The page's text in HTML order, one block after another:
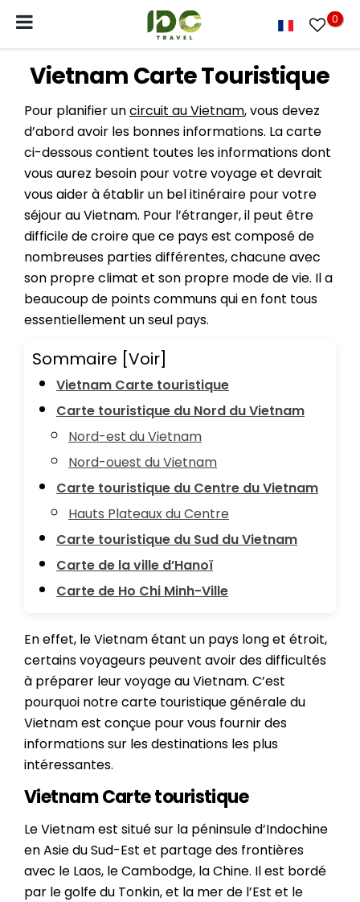
0
Vietnam Carte Touristique
Pour planifier uncircuit au Vietnam, vous devez
d’abord avoir les bonnes informations. La carte
ci-dessous contient toutes les informations dont
vous aurez besoin pour votre voyage et devrait
vous aider à établir un bel itinéraire pour votre
séjour au Vietnam. Pour l’étranger, il peut être
difficile de croire que ce pays est composé de
nombreuses parties différentes, chacune avec
son propre climat et son propre mode de vie. Il a
beaucoup de points communs qui en font tous
essentiellement un seul pays.
Sommaire [Voir]
Vietnam Carte touristique
Carte touristique du Nord du Vietnam
Nord-est du Vietnam
Nord-ouest du Vietnam
Carte touristique du Centre du Vietnam
Hauts Plateaux du Centre
Carte touristique du Sud du Vietnam
Carte de la ville d’Hanoï
Carte de Ho Chi Minh-Ville
En effet, le Vietnam étant un pays long et étroit,
certains voyageurs peuvent avoir des difficultés
à préparer leur voyage au Vietnam. C’est
pourquoi notre carte touristique générale du
Vietnam est conçue pour vous fournir des
informations sur les destinations les plus
intéressantes.
Vietnam Carte touristique
Le Vietnam est situé sur la péninsule d’Indochine
en Asie du Sud-Est et partage des frontières
avec le Laos, le Cambodge, la Chine. Il est bordé
par le golfe du Tonkin, et la mer de l’Est et le